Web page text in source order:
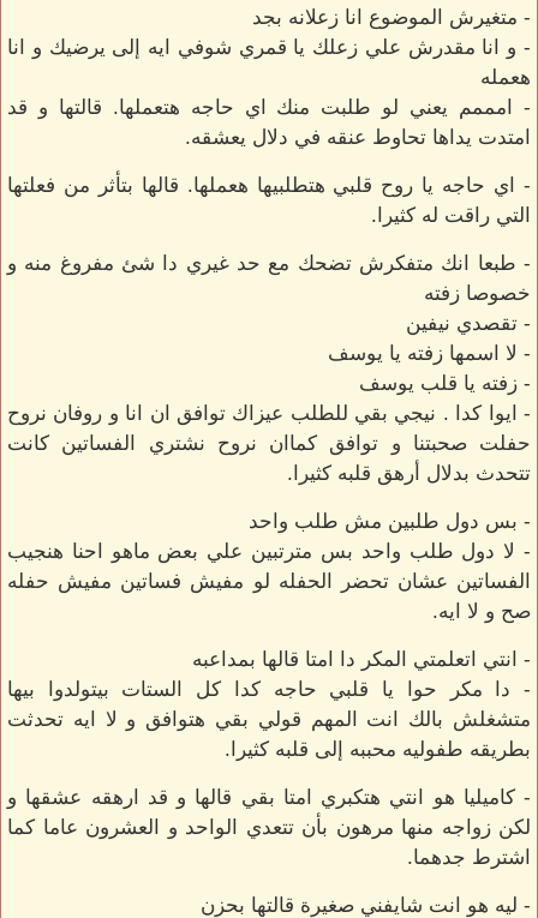
- متغيرش الموضوع انا زعلانه بجد
- و انا مقدرش علي زعلك يا قمري شوفي ايه إلى يرضيك و انا
هعمله
- امممم يعني لو طلبت منك اي حاجه هتعملها. قالتها و قد
امتدت يداها تحاوط عنقه في دلال يعشقه.
- اي حاجه يا روح قلبي هتطلبيها هعملها. قالها بتأثر من فعلتها
التي راقت له كثيرا.
- طبعا انك متفكرش تضحك مع حد غيري دا شئ مفروغ منه و
خصوصا زفته
- تقصدي نيفين
- لا اسمها زفته يا يوسف
- زفته يا قلب يوسف
- ايوا كدا . نيجي بقي للطلب عيزاك توافق ان انا و روفان نروح
حفلت صحبتنا و توافق كماان نروح نشتري الفساتين كانت
تتحدث بدلال أرهق قلبه كثيرا.
- بس دول طلبين مش طلب واحد
- لا دول طلب واحد بس مترتبين علي بعض ماهو احنا هنجيب
الفساتين عشان تحضر الحفله لو مفيش فساتين مفيش حفله
صح و لا ايه.
- انتي اتعلمتي المكر دا امتا قالها بمداعبه
- دا مكر حوا يا قلبي حاجه كدا كل الستات بيتولدوا بيها
متشغلش بالك انت المهم قولي بقي هتوافق و لا ايه تحدثت
بطريقه طفوليه محببه إلى قلبه كثيرا.
- كاميليا هو انتي هتكبري امتا بقي قالها و قد ارهقه عشقها و
لكن زواجه منها مرهون بأن تتعدي الواحد و العشرون عاما كما
اشترط جدهما.
- ليه هو انت شايفني صغيرة قالتها بحزن